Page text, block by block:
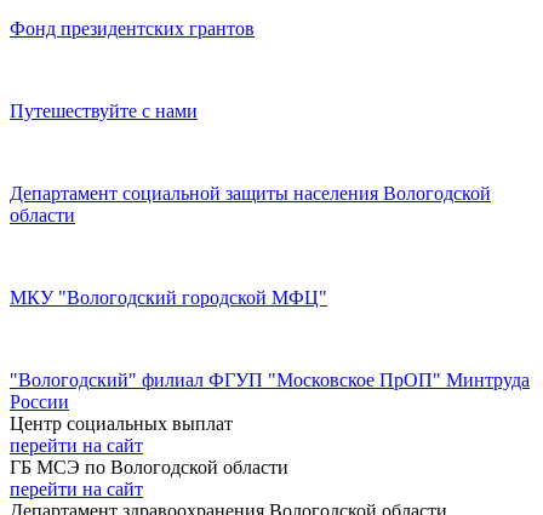
Фонд президентских грантов
Путешествуйте с нами
Департамент социальной защиты населения Вологодской
области
МКУ "Вологодский городской МФЦ"
"Вологодский" филиал ФГУП "Московское ПрОП" Минтруда
России
Центр социальных выплат
перейти на сайт
ГБ МСЭ по Вологодской области
перейти на сайт
Департамент здравоохранения Вологодской области